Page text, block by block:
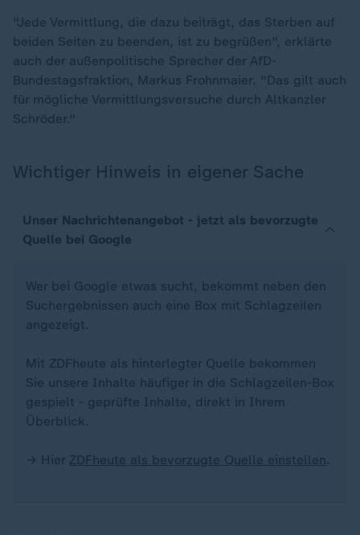
"Jede Vermittlung, die dazu beiträgt, das Sterben auf
beiden Seiten zu beenden, ist zu begrüßen", erklärte
auch der außenpolitische Sprecher der AfD-
Bundestagsfraktion, Markus Frohnmaier. "Das gilt auch
für mögliche Vermittlungsversuche durch Altkanzler
Schröder."
Wichtiger Hinweis in eigener Sache
Unser Nachrichtenangebot - jetzt als bevorzugte
Quelle bei Google
Wer bei Google etwas sucht, bekommt neben den
Suchergebnissen auch eine Box mit Schlagzeilen
angezeigt.
Mit ZDFheute als hinterlegter Quelle bekommen
Sie unsere Inhalte häufiger in die Schlagzeilen-Box
gespielt - geprüfte Inhalte, direkt in Ihrem
Überblick.
→ Hier ZDFheute als bevorzugte Quelle einstellen.